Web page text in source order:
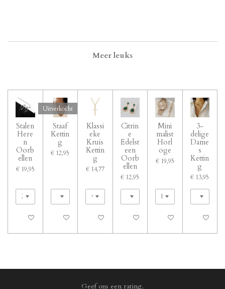
Meer leuks
Stalen
Here
n
Oorb
ellen
€ 19,95
In winkelwagen
Uitverkocht
Staaf
Kettin
g
€ 12,95
Uitverkocht
Klassi
eke
Kruis
Kettin
g
€ 14,77
In winkelwagen
Citrin
e
Edelst
een
Oorb
ellen
€ 12,95
In winkelwagen
Mini
malist
Horl
oge
€ 19,95
In winkelwagen
3-
delige
Dame
s
Kettin
g
€ 13,95
In
Geef ons een rating.